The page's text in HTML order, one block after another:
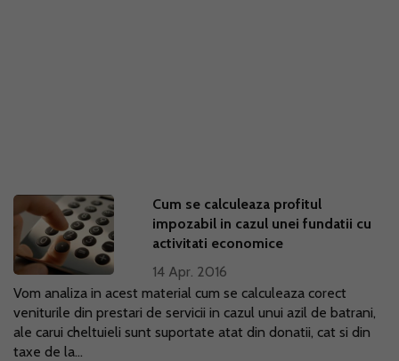
Cum se calculeaza profitul
impozabil in cazul unei fundatii cu
activitati economice
14 Apr. 2016
Vom analiza in acest material cum se calculeaza corect
veniturile din prestari de servicii in cazul unui azil de batrani,
ale carui cheltuieli sunt suportate atat din donatii, cat si din
taxe de la...